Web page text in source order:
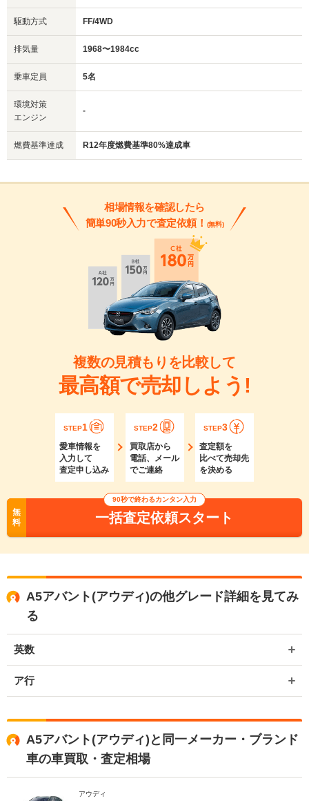
駆動方式 FF/4WD
排気量 1968〜1984cc
乗車定員 5名
環境対策
エンジン
-
燃費基準達成 R12年度燃費基準80%達成車
相場情報を確認したら
簡単90秒入力で査定依頼！ (無料)
複数の見積もりを比較して
最高額で売却しよう!
STEP1
愛車情報を
入力して
査定申し込み
STEP2
買取店から
電話、メール
でご連絡
STEP3
査定額を
比べて売却先
を決める
無
料
90秒で終わるカンタン入力
一括査定依頼スタート
A5アバント(アウディ)の他グレード詳細を見てみ
る
英数
ア行
A5アバント(アウディ)と同一メーカー・ブランド
車の車買取・査定相場
アウディ